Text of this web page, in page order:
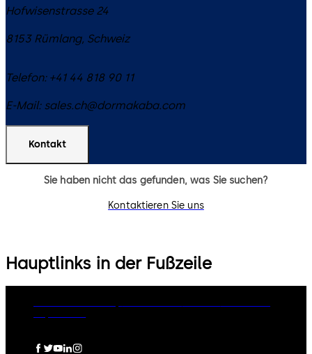
Hofwisenstrasse 24
8153 Rümlang, Schweiz
Telefon: +41 44 818 90 11
E-Mail: sales.ch@dormakaba.com
Kontakt
Sie haben nicht das gefunden, was Sie suchen?
Kontaktieren Sie uns
Hauptlinks in der Fußzeile